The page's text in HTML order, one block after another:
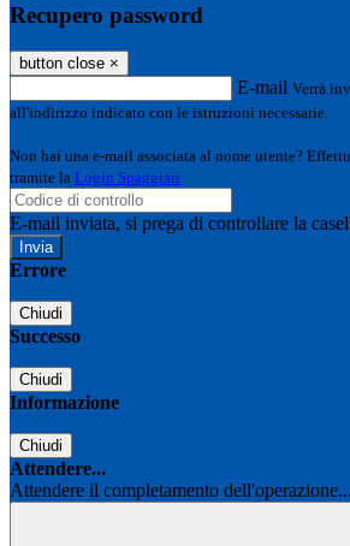
Recupero password
button close ×
E-mail Verrà
all'indirizzo indicato con le istruzioni necessarie.
Non hai una e-mail associata al nome utente?
tramite la Login Spaggiari
E-mail inviata, si prega di controllare la
Errore
Chiudi
Successo
Chiudi
Informazione
Chiudi
Attendere...
Attendere il completamento dell'operazione...